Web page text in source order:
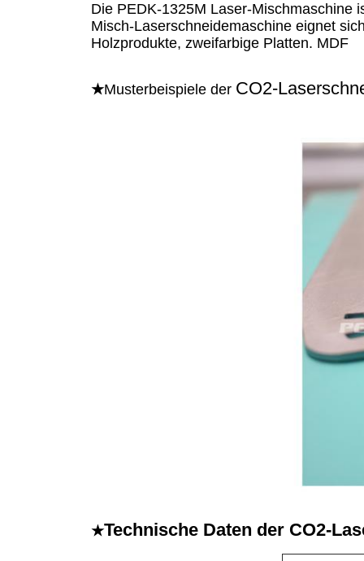
Die PEDK-1325M Laser-Mischmaschine
Misch-Laserschneidemaschine eignet
Holzprodukte, zweifarbige Platten. MDF
★Musterbeispiele der CO2-
★Technische Daten der CO2-